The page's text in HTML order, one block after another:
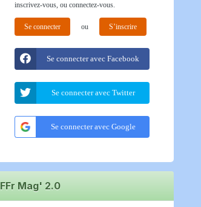
inscrivez-vous, ou connectez-vous.
Se connecter ou S’inscrire
Se connecter avec Facebook
Se connecter avec Twitter
Se connecter avec Google
FFr Mag' 2.0